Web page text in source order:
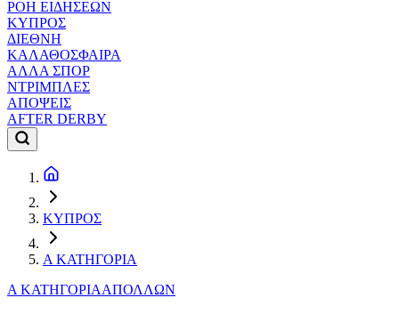
ΡΟΗ ΕΙΔΗΣΕΩΝ
ΚΥΠΡΟΣ
ΔΙΕΘΝΗ
ΚΑΛΑΘΟΣΦΑΙΡΑ
ΑΛΛΑ ΣΠΟΡ
ΝΤΡΙΜΠΛΕΣ
ΑΠΟΨΕΙΣ
AFTER DERBY
ΚΥΠΡΟΣ
Α ΚΑΤΗΓΟΡΙΑ
Α ΚΑΤΗΓΟΡΙΑΑΠΟΛΛΩΝ